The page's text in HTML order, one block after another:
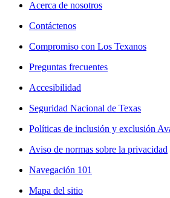
Acerca de nosotros
Contáctenos
Compromiso con Los Texanos
Preguntas frecuentes
Accesibilidad
Seguridad Nacional de Texas
Políticas de inclusión y exclusión
Aviso de normas sobre la privacidad
Navegación 101
Mapa del sitio